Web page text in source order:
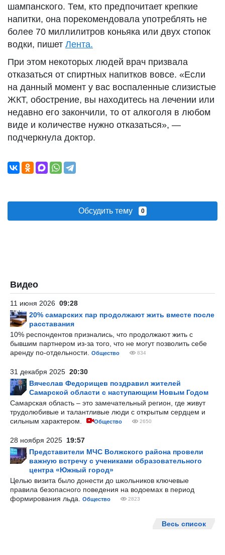
шампанского. Тем, кто предпочитает крепкие
напитки, она порекомендовала употреблять не
более 70 миллилитров коньяка или двух стопок
водки, пишет Лента.
При этом некоторых людей врач призвала
отказаться от спиртных напитков вовсе. «Если
на данный момент у вас воспаленные слизистые
ЖКТ, обострение, вы находитесь на лечении или
недавно его закончили, то от алкоголя в любом
виде и количестве нужно отказаться», —
подчеркнула доктор.
Обсудить тему 0
Видео
11 июня 2026 09:28
20% самарских пар продолжают жить вместе после
расставания
10% респондентов признались, что продолжают жить с
бывшим партнером из-за того, что не могут позволить себе
аренду по-отдельности.
Общество 834
31 декабря 2025 20:30
Вячеслав Федорищев поздравил жителей
Самарской области с наступающим Новым Годом
Самарская область – это замечательный регион, где живут
трудолюбивые и талантливые люди с открытым сердцем и
сильным характером.
Общество 2650
28 ноября 2025 19:57
Представители МЧС Волжского района провели
важную встречу с учениками образовательного
центра «Южный город»
Целью визита было донести до школьников ключевые
правила безопасного поведения на водоемах в период
формирования льда.
Общество 2823
Весь список